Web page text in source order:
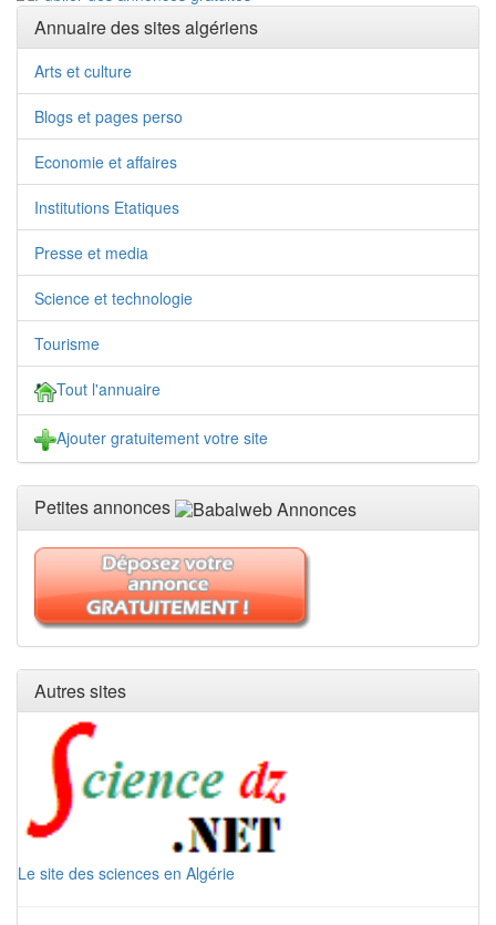
Annuaire des sites algériens
Arts et culture
Blogs et pages perso
Economie et affaires
Institutions Etatiques
Presse et media
Science et technologie
Tourisme
Tout l'annuaire
Ajouter gratuitement votre site
Petites annonces
Autres sites
Le site des sciences en Algérie